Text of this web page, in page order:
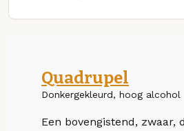
Quadrupel
Donkergekleurd, hoog alcohol
Een bovengistend, zwaar,